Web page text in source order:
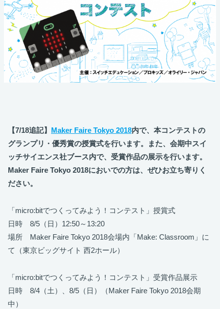
【7/18追記】 Maker Faire Tokyo 2018内で、本コンテストの
グランプリ・優秀賞の授賞式を行います。また、会期中スイ
ッチサイエンス社ブース内で、受賞作品の展示を行います。
Maker Faire Tokyo 2018においでの方は、ぜひお立ち寄りく
ださい。
「micro:bitでつくってみよう！コンテスト」授賞式
日時 8/5（日）12:50～13:20
場所 Maker Faire Tokyo 2018会場内「Make: Classroom」に
て（東京ビッグサイト 西2ホール）
「micro:bitでつくってみよう！コンテスト」受賞作品展示
日時 8/4（土）、8/5（日）（Maker Faire Tokyo 2018会期
中）